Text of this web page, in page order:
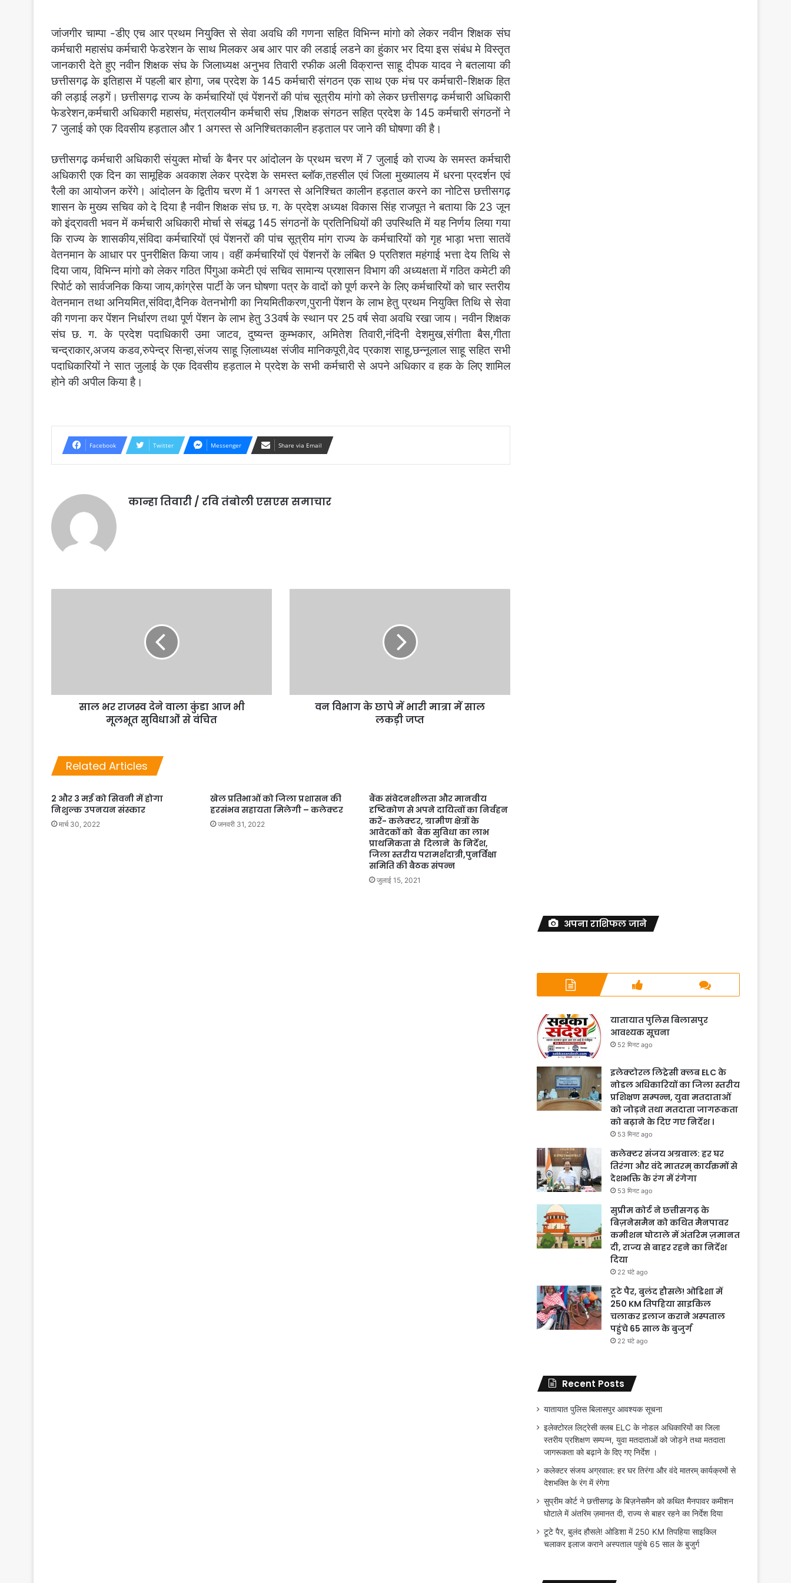
जांजगीर चाम्पा -डीए एच आर प्रथम नियु्क्ति से सेवा अवधि की गणना सहित विभिन्न मांगो को लेकर नवीन शिक्षक संघ
कर्मचारी महासंघ कर्मचारी फेडरेशन के साथ मिलकर अब आर पार की लडाई लडने का हुंकार भर दिया इस संबंध मे विस्तृत
जानकारी देते हुए नवीन शिक्षक संघ के जिलाध्यक्ष अनुभव तिवारी रफीक अली विक्रान्त साहू दीपक यादव ने बतलाया की
छत्तीसगढ़ के इतिहास में पहली बार होगा, जब प्रदेश के 145 कर्मचारी संगठन एक साथ एक मंच पर कर्मचारी-शिक्षक हित
की लड़ाई लड़गें। छत्तीसगढ़ राज्य के कर्मचारियों एवं पेंशनरों की पांच सूत्रीय मांगो को लेकर छत्तीसगढ़ कर्मचारी अधिकारी
फेडरेशन,कर्मचारी अधिकारी महासंघ, मंत्रालयीन कर्मचारी संघ ,शिक्षक संगठन सहित प्रदेश के 145 कर्मचारी संगठनों ने
7 जुलाई को एक दिवसीय हड़ताल और 1 अगस्त से अनिश्चितकालीन हड़ताल पर जाने की घोषणा की है।
छत्तीसगढ़ कर्मचारी अधिकारी संयुक्त मोर्चा के बैनर पर आंदोलन के प्रथम चरण में 7 जुलाई को राज्य के समस्त कर्मचारी
अधिकारी एक दिन का सामूहिक अवकाश लेकर प्रदेश के समस्त ब्लॉक,तहसील एवं जिला मुख्यालय में धरना प्रदर्शन एवं
रैली का आयोजन करेंगे। आंदोलन के द्वितीय चरण में 1 अगस्त से अनिश्चित कालीन हड़ताल करने का नोटिस छत्तीसगढ़
शासन के मुख्य सचिव को दे दिया है नवीन शिक्षक संघ छ. ग. के प्रदेश अध्यक्ष विकास सिंह राजपूत ने बताया कि 23 जून
को इंद्रावती भवन में कर्मचारी अधिकारी मोर्चा से संबद्ध 145 संगठनों के प्रतिनिधियों की उपस्थिति में यह निर्णय लिया गया
कि राज्य के शासकीय,संविदा कर्मचारियों एवं पेंशनरों की पांच सूत्रीय मांग राज्य के कर्मचारियों को गृह भाड़ा भत्ता सातवें
वेतनमान के आधार पर पुनरीक्षित किया जाय। वहीं कर्मचारियों एवं पेंशनरों के लंबित 9 प्रतिशत महंगाई भत्ता देय तिथि से
दिया जाय, विभिन्न मांगो को लेकर गठित पिंगुआ कमेटी एवं सचिव सामान्य प्रशासन विभाग की अध्यक्षता में गठित कमेटी की
रिपोर्ट को सार्वजनिक किया जाय,कांग्रेस पार्टी के जन घोषणा पत्र के वादों को पूर्ण करने के लिए कर्मचारियों को चार स्तरीय
वेतनमान तथा अनियमित,संविदा,दैनिक वेतनभोगी का नियमितीकरण,पुरानी पेंशन के लाभ हेतु प्रथम नियुक्ति तिथि से सेवा
की गणना कर पेंशन निर्धारण तथा पूर्ण पेंशन के लाभ हेतु 33वर्ष के स्थान पर 25 वर्ष सेवा अवधि रखा जाय। नवीन शिक्षक
संघ छ. ग. के प्रदेश पदाधिकारी उमा जाटव, दुष्यन्त कुम्भकार, अमितेश तिवारी,नंदिनी देशमुख,संगीता बैस,गीता
चन्द्राकार,अजय कडव,रुपेन्द्र सिन्हा,संजय साहू ज़िलाध्यक्ष संजीव मानिकपूरी,वेद प्रकाश साहू,छन्नूलाल साहू सहित सभी
पदाधिकारियों ने सात जुलाई के एक दिवसीय हड़ताल मे प्रदेश के सभी कर्मचारी से अपने अधिकार व हक के लिए शामिल
होने की अपील किया है।
Facebook Twitter Messenger Share via Email
कान्हा तिवारी / रवि तंबोली एसएस समाचार
साल भर राजस्व देने वाला कुंडा आज भी
मूलभूत सुविधाओं से वंचित
वन विभाग के छापे में भारी मात्रा में साल
लकड़ी जप्त
Related Articles
2 और 3 मई को सिवनी में होगा
निशुल्क उपनयन संस्कार
मार्च 30, 2022
खेल प्रतिभाओं को जिला प्रशासन की
हरसंभव सहायता मिलेगी – कलेक्टर
जनवरी 31, 2022
बैंक संवेदनशीलता और मानवीय
दृष्टिकोण से अपने दायित्वों का निर्वहन
करें- कलेक्टर, ग्रामीण क्षेत्रों के
आवेदकों को बैंक सुविधा का लाभ
प्राथमिकता से दिलाने के निर्देश,
जिला स्तरीय परामर्शदात्री,पुनर्विक्षा
समिति की बैठक संपन्न
जुलाई 15, 2021
अपना राशिफल जाने
यातायात पुलिस बिलासपुर
आवश्यक सूचना
52 मिनट ago
इलेक्टोरल लिट्रेसी क्लब ELC के
नोडल अधिकारियों का जिला स्तरीय
प्रशिक्षण सम्पन्न, युवा मतदाताओं
को जोड़ने तथा मतदाता जागरूकता
को बढ़ाने के दिए गए निर्देश ।
53 मिनट ago
कलेक्टर संजय अग्रवाल: हर घर
तिरंगा और वंदे मातरम् कार्यक्रमों से
देशभक्ति के रंग में रंगेगा
53 मिनट ago
सुप्रीम कोर्ट ने छत्तीसगढ़ के
बिज़नेसमैन को कथित मैनपावर
कमीशन घोटाले में अंतरिम ज़मानत
दी, राज्य से बाहर रहने का निर्देश
दिया
22 घंटे ago
टूटे पैर, बुलंद हौसले! ओडिशा में
250 KM तिपहिया साइकिल
चलाकर इलाज कराने अस्पताल
पहुंचे 65 साल के बुजुर्ग
22 घंटे ago
Recent Posts
यातायात पुलिस बिलासपुर आवश्यक सूचना
इलेक्टोरल लिट्रेसी क्लब ELC के नोडल अधिकारियों का जिला
स्तरीय प्रशिक्षण सम्पन्न, युवा मतदाताओं को जोड़ने तथा मतदाता
जागरूकता को बढ़ाने के दिए गए निर्देश ।
कलेक्टर संजय अग्रवाल: हर घर तिरंगा और वंदे मातरम् कार्यक्रमों से
देशभक्ति के रंग में रंगेगा
सुप्रीम कोर्ट ने छत्तीसगढ़ के बिज़नेसमैन को कथित मैनपावर कमीशन
घोटाले में अंतरिम ज़मानत दी, राज्य से बाहर रहने का निर्देश दिया
टूटे पैर, बुलंद हौसले! ओडिशा में 250 KM तिपहिया साइकिल
चलाकर इलाज कराने अस्पताल पहुंचे 65 साल के बुजुर्ग